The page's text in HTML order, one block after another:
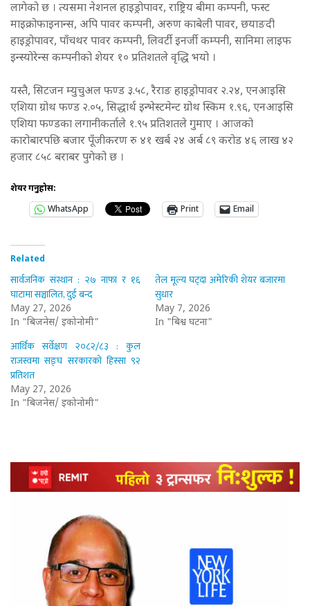
लागेको छ । त्यसमा नेशनल हाइड्रोपावर, राष्ट्रिय बीमा कम्पनी, फस्ट
माइक्रोफाइनान्स, अपि पावर कम्पनी, अरुण काबेली पावर, छयाङदी
हाइड्रोपावर, पाँचथर पावर कम्पनी, लिवर्टी इनर्जी कम्पनी, सानिमा लाइफ
इन्स्योरेन्स कम्पनीको शेयर १० प्रतिशतले वृद्धि भयो ।
यस्तै, सिटजन म्युचुअल फण्ड ३.५८, रैराङ हाइड्रोपावर २.२४, एनआइसि
एशिया ग्रोथ फण्ड २.०५, सिद्धार्थ इन्भेस्टमेन्ट ग्रोथ स्किम १.९६, एनआइसि
एशिया फण्डका लगानीकर्ताले १.९५ प्रतिशतले गुमाए । आजको
कारोबारपछि बजार पूँजीकरण रु ४१ खर्ब २४ अर्ब ८९ करोड ४६ लाख ४२
हजार ८५८ बराबर पुगेको छ ।
शेयर गर्नुहोस:
WhatsApp
Print Email
Related
सार्वजनिक संस्थान : २७ नाफा र १६
घाटामा सञ्चालित, दुई बन्द
May 27, 2026
In "बिजनेस/ इकोनोमी"
तेल मूल्य घट्दा अमेरिकी शेयर बजारमा
सुधार
May 7, 2026
In "बिश्व घटना"
आर्थिक सर्वेक्षण २०८२/८३ : कुल
राजस्वमा सङ्घ सरकारको हिस्सा ९२
प्रतिशत
May 27, 2026
In "बिजनेस/ इकोनोमी"